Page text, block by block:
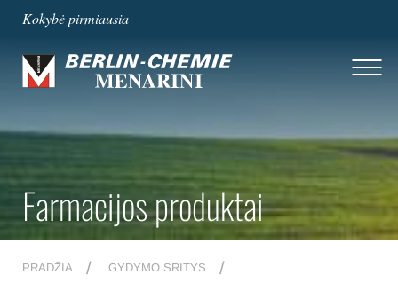
Kokybė pirmiausia
Farmacijos produktai
PRADŽIA
GYDYMO SRITYS